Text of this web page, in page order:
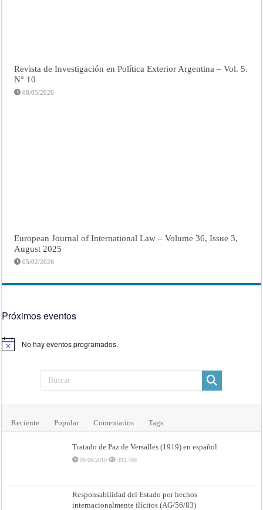
Revista de Investigación en Política Exterior Argentina – Vol. 5.
N° 10
08/05/2026
European Journal of International Law – Volume 36, Issue 3,
August 2025
05/02/2026
Próximos eventos
Aviso No hay eventos programados.
Reciente Popular Comentarios Tags
Tratado de Paz de Versalles (1919) en español
06/06/2010 393,786
Responsabilidad del Estado por hechos
internacionalmente ilícitos (AG/56/83)